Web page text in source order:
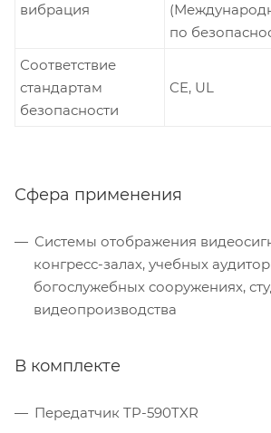
вибрация
по
Соответствие
стандартам
безопасности
CE, UL
Сфера применения
Системы отображения
конгресс-залах, учебных
богослужебных сооружениях,
видеопроизводства
В комплекте
Передатчик TP-590TXR